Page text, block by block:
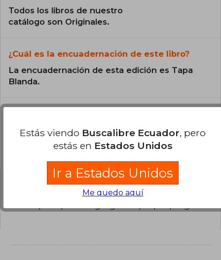
Todos los libros de nuestro
catálogo son Originales.
¿Cuál es la encuadernación de este libro?
La encuadernación de esta edición es Tapa
Blanda.
Preguntas y respuestas sobre el libro
¿Tienes una pregunta sobre el libro?
Estás viendo Buscalibre Ecuador, pero
estás en Estados Unidos
Ir a Estados Unidos
Me quedo aquí